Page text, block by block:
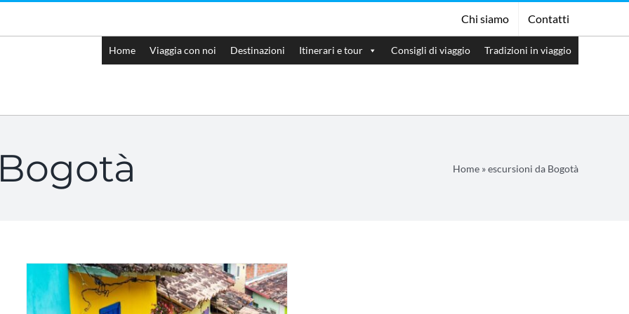
Chi siamo Contatti
Home Viaggia con noi Destinazioni Itinerari e tour Consigli di viaggio Tradizioni in viaggio
Home »escursioni da Bogotà